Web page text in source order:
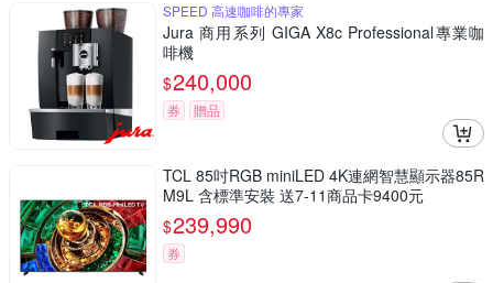
SPEED 高速咖啡的專家
Jura 商用系列 GIGA X8c Professional專業咖
啡機
$240,000
券 贈品
TCL 85吋RGB miniLED 4K連網智慧顯示器85R
M9L 含標準安裝 送7-11商品卡9400元
$239,990
券